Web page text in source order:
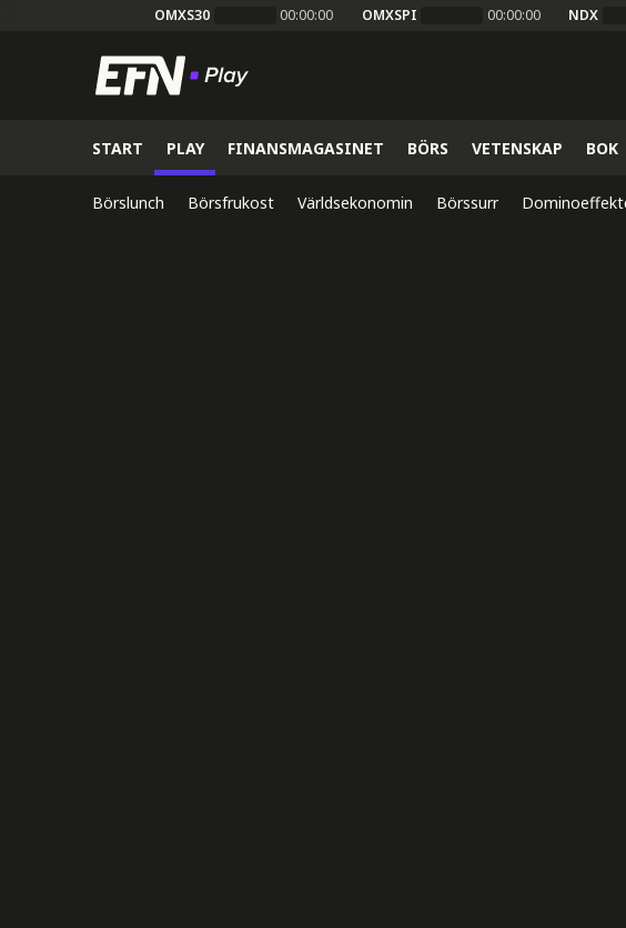
OMXS30 00:00:00 OMXSPI 00:00:00 NDX
START PLAY FINANSMAGASINET BÖRS VETENSKAP BOK
Börslunch Börsfrukost Världsekonomin Börssurr